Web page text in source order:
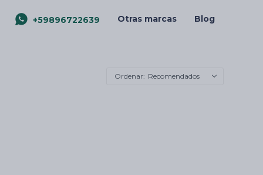
+59896722639 Otras marcas Blog
Recomendados